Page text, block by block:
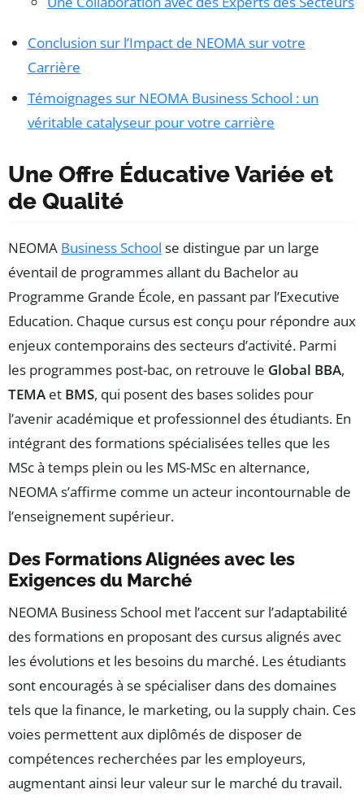
Conclusion sur l’Impact de NEOMA sur votre
Carrière
Témoignages sur NEOMA Business School : un
véritable catalyseur pour votre carrière
Une Offre Éducative Variée et
de Qualité
NEOMA Business School se distingue par un large
éventail de programmes allant du Bachelor au
Programme Grande École, en passant par l’Executive
Education. Chaque cursus est conçu pour répondre aux
enjeux contemporains des secteurs d’activité. Parmi
les programmes post-bac, on retrouve le Global BBA,
TEMA et BMS, qui posent des bases solides pour
l’avenir académique et professionnel des étudiants. En
intégrant des formations spécialisées telles que les
MSc à temps plein ou les MS-MSc en alternance,
NEOMA s’affirme comme un acteur incontournable de
l’enseignement supérieur.
Des Formations Alignées avec les
Exigences du Marché
NEOMA Business School met l’accent sur l’adaptabilité
des formations en proposant des cursus alignés avec
les évolutions et les besoins du marché. Les étudiants
sont encouragés à se spécialiser dans des domaines
tels que la finance, le marketing, ou la supply chain. Ces
voies permettent aux diplômés de disposer de
compétences recherchées par les employeurs,
augmentant ainsi leur valeur sur le marché du travail.